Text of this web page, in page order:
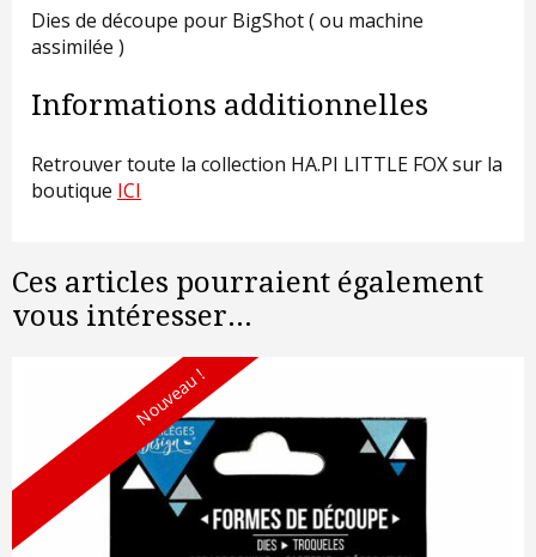
Dies de découpe pour BigShot ( ou machine
assimilée )
Informations additionnelles
Retrouver toute la collection HA.PI LITTLE FOX sur la
boutique ICI
Ces articles pourraient également
vous intéresser...
Nouveau !